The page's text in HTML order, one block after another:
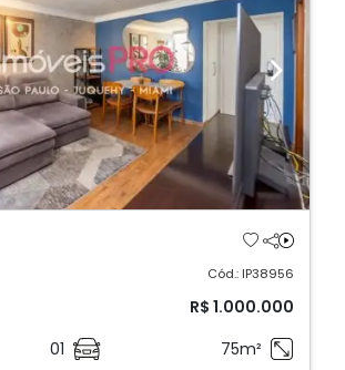
Next
Cód.: IP38956
R$ 1.000.000
01 75m²